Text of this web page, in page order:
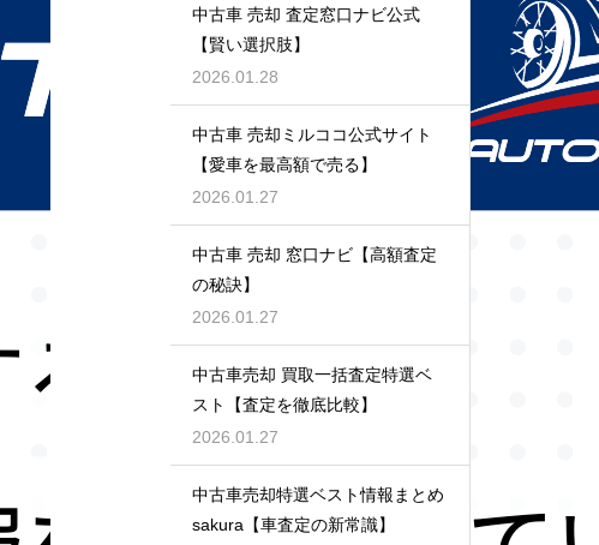
中古車 売却 査定窓口ナビ公式
【賢い選択肢】
2026.01.28
中古車 売却ミルココ公式サイト
【愛車を最高額で売る】
2026.01.27
中古車 売却 窓口ナビ【高額査定
の秘訣】
2026.01.27
中古車売却 買取一括査定特選ベ
スト【査定を徹底比較】
2026.01.27
中古車売却特選ベスト情報まとめ
sakura【車査定の新常識】